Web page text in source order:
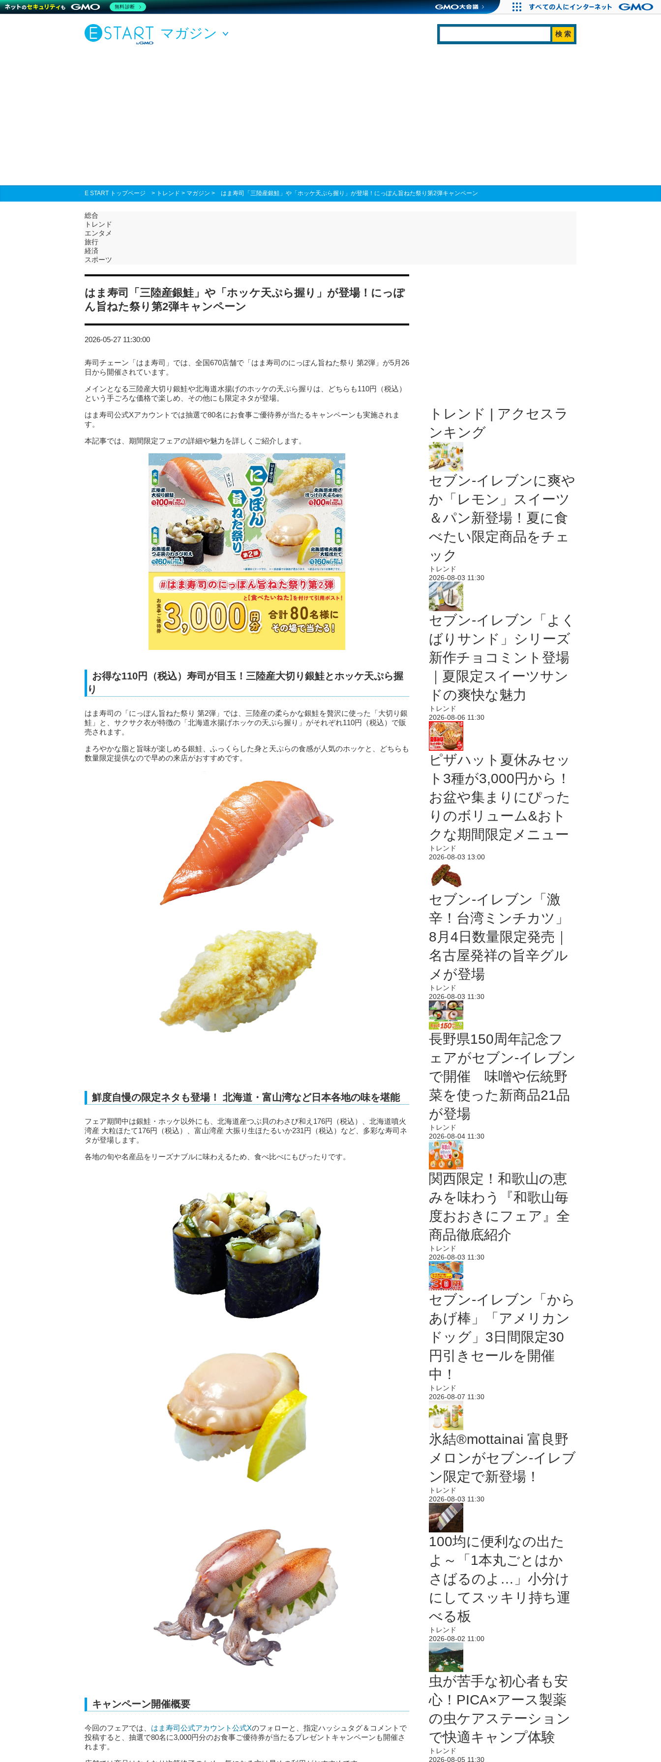
マガジン
E START トップページ > トレンド > マガジン > はま寿司「三陸産銀鮭」や「ホッケ天ぷら握り」が登場！にっぽん旨ねた祭り第2弾キャンペーン
総合
トレンド
エンタメ
旅行
経済
スポーツ
はま寿司「三陸産銀鮭」や「ホッケ天ぷら握り」が登場！にっぽ
ん旨ねた祭り第2弾キャンペーン
2026-05-27 11:30:00
寿司チェーン「はま寿司」では、全国670店舗で「はま寿司のにっぽん旨ねた祭り 第2弾」が5月26
日から開催されています。
メインとなる三陸産大切り銀鮭や北海道水揚げのホッケの天ぷら握りは、どちらも110円（税込）
という手ごろな価格で楽しめ、その他にも限定ネタが登場。
はま寿司公式Xアカウントでは抽選で80名にお食事ご優待券が当たるキャンペーンも実施されま
す。
本記事では、期間限定フェアの詳細や魅力を詳しくご紹介します。
お得な110円（税込）寿司が目玉！三陸産大切り銀鮭とホッケ天ぷら握
り
はま寿司の「にっぽん旨ねた祭り 第2弾」では、三陸産の柔らかな銀鮭を贅沢に使った「大切り銀
鮭」と、サクサク衣が特徴の「北海道水揚げホッケの天ぷら握り」がそれぞれ110円（税込）で販
売されます。
まろやかな脂と旨味が楽しめる銀鮭、ふっくらした身と天ぷらの食感が人気のホッケと、どちらも
数量限定提供なので早めの来店がおすすめです。
鮮度自慢の限定ネタも登場！ 北海道・富山湾など日本各地の味を堪能
フェア期間中は銀鮭・ホッケ以外にも、北海道産つぶ貝のわさび和え176円（税込）、北海道噴火
湾産 大粒ほたて176円（税込）、富山湾産 大振り生ほたるいか231円（税込）など、多彩な寿司ネ
タが登場します。
各地の旬や名産品をリーズナブルに味わえるため、食べ比べにもぴったりです。
キャンペーン開催概要
今回のフェアでは、 はま寿司公式アカウント公式Xのフォローと、指定ハッシュタグ＆コメントで
投稿すると、抽選で80名に3,000円分のお食事ご優待券が当たるプレゼントキャンペーンも開催さ
れます。
トレンド | アクセスラ
ンキング
セブン‐イレブンに爽や
か「レモン」スイーツ
＆パン新登場！夏に食
べたい限定商品をチェ
ック
トレンド
2026-08-03 11:30
セブン‐イレブン「よく
ばりサンド」シリーズ
新作チョコミント登場
｜夏限定スイーツサン
ドの爽快な魅力
トレンド
2026-08-06 11:30
ピザハット夏休みセッ
ト3種が3,000円から！
お盆や集まりにぴった
りのボリューム&おト
クな期間限定メニュー
トレンド
2026-08-03 13:00
セブン-イレブン「激
辛！台湾ミンチカツ」
8月4日数量限定発売｜
名古屋発祥の旨辛グル
メが登場
トレンド
2026-08-03 11:30
長野県150周年記念フ
ェアがセブン-イレブン
で開催 味噌や伝統野
菜を使った新商品21品
が登場
トレンド
2026-08-04 11:30
関西限定！和歌山の恵
みを味わう『和歌山毎
度おおきにフェア』全
商品徹底紹介
トレンド
2026-08-03 11:30
セブン‐イレブン「から
あげ棒」「アメリカン
ドッグ」3日間限定30
円引きセールを開催
中！
トレンド
2026-08-07 11:30
氷結®mottainai 富良野
メロンがセブン‐イレブ
ン限定で新登場！
トレンド
2026-08-03 11:30
100均に便利なの出た
よ～「1本丸ごとはか
さばるのよ…」小分け
にしてスッキリ持ち運
べる板
トレンド
2026-08-02 11:00
虫が苦手な初心者も安
心！PICA×アース製薬
の虫ケアステーション
で快適キャンプ体験
トレンド
2026-08-05 11:30
無料診断